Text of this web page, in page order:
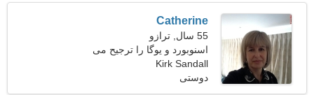
Catherine
55 سال, ترازو
اسنوبورد و یوگا را ترجیح می
دهم
Kirk Sandall
دوستی